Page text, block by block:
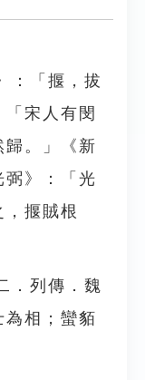
：「揠，拔
宋人有閔
歸。」《新
弼》：「光
揠賊根
．列傳．魏
為相；蠻貊